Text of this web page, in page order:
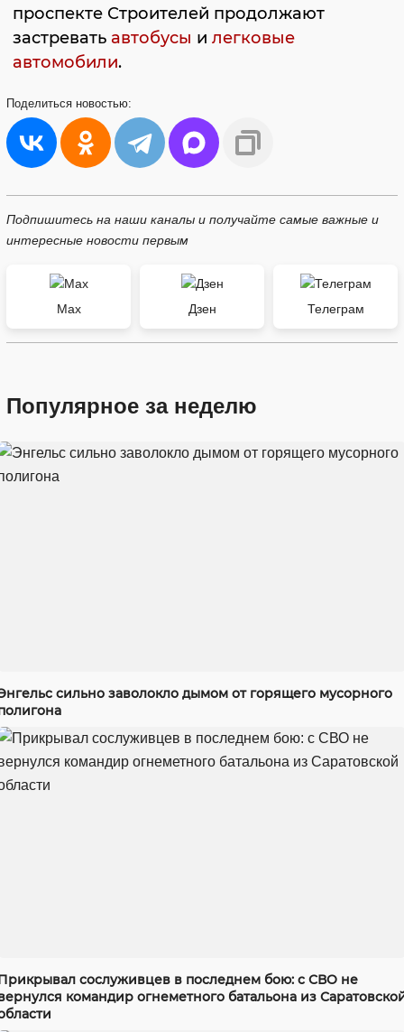
проспекте Строителей продолжают
застревать автобусы и легковые
автомобили.
Поделиться новостью:
Подпишитесь на наши каналы и получайте самые важные и
интересные новости первым
Max Дзен Телеграм
Популярное за неделю
сильно заволокло дымом от горящего мусорного
сослуживцев в последнем бою: с СВО не
командир огнеметного батальона из